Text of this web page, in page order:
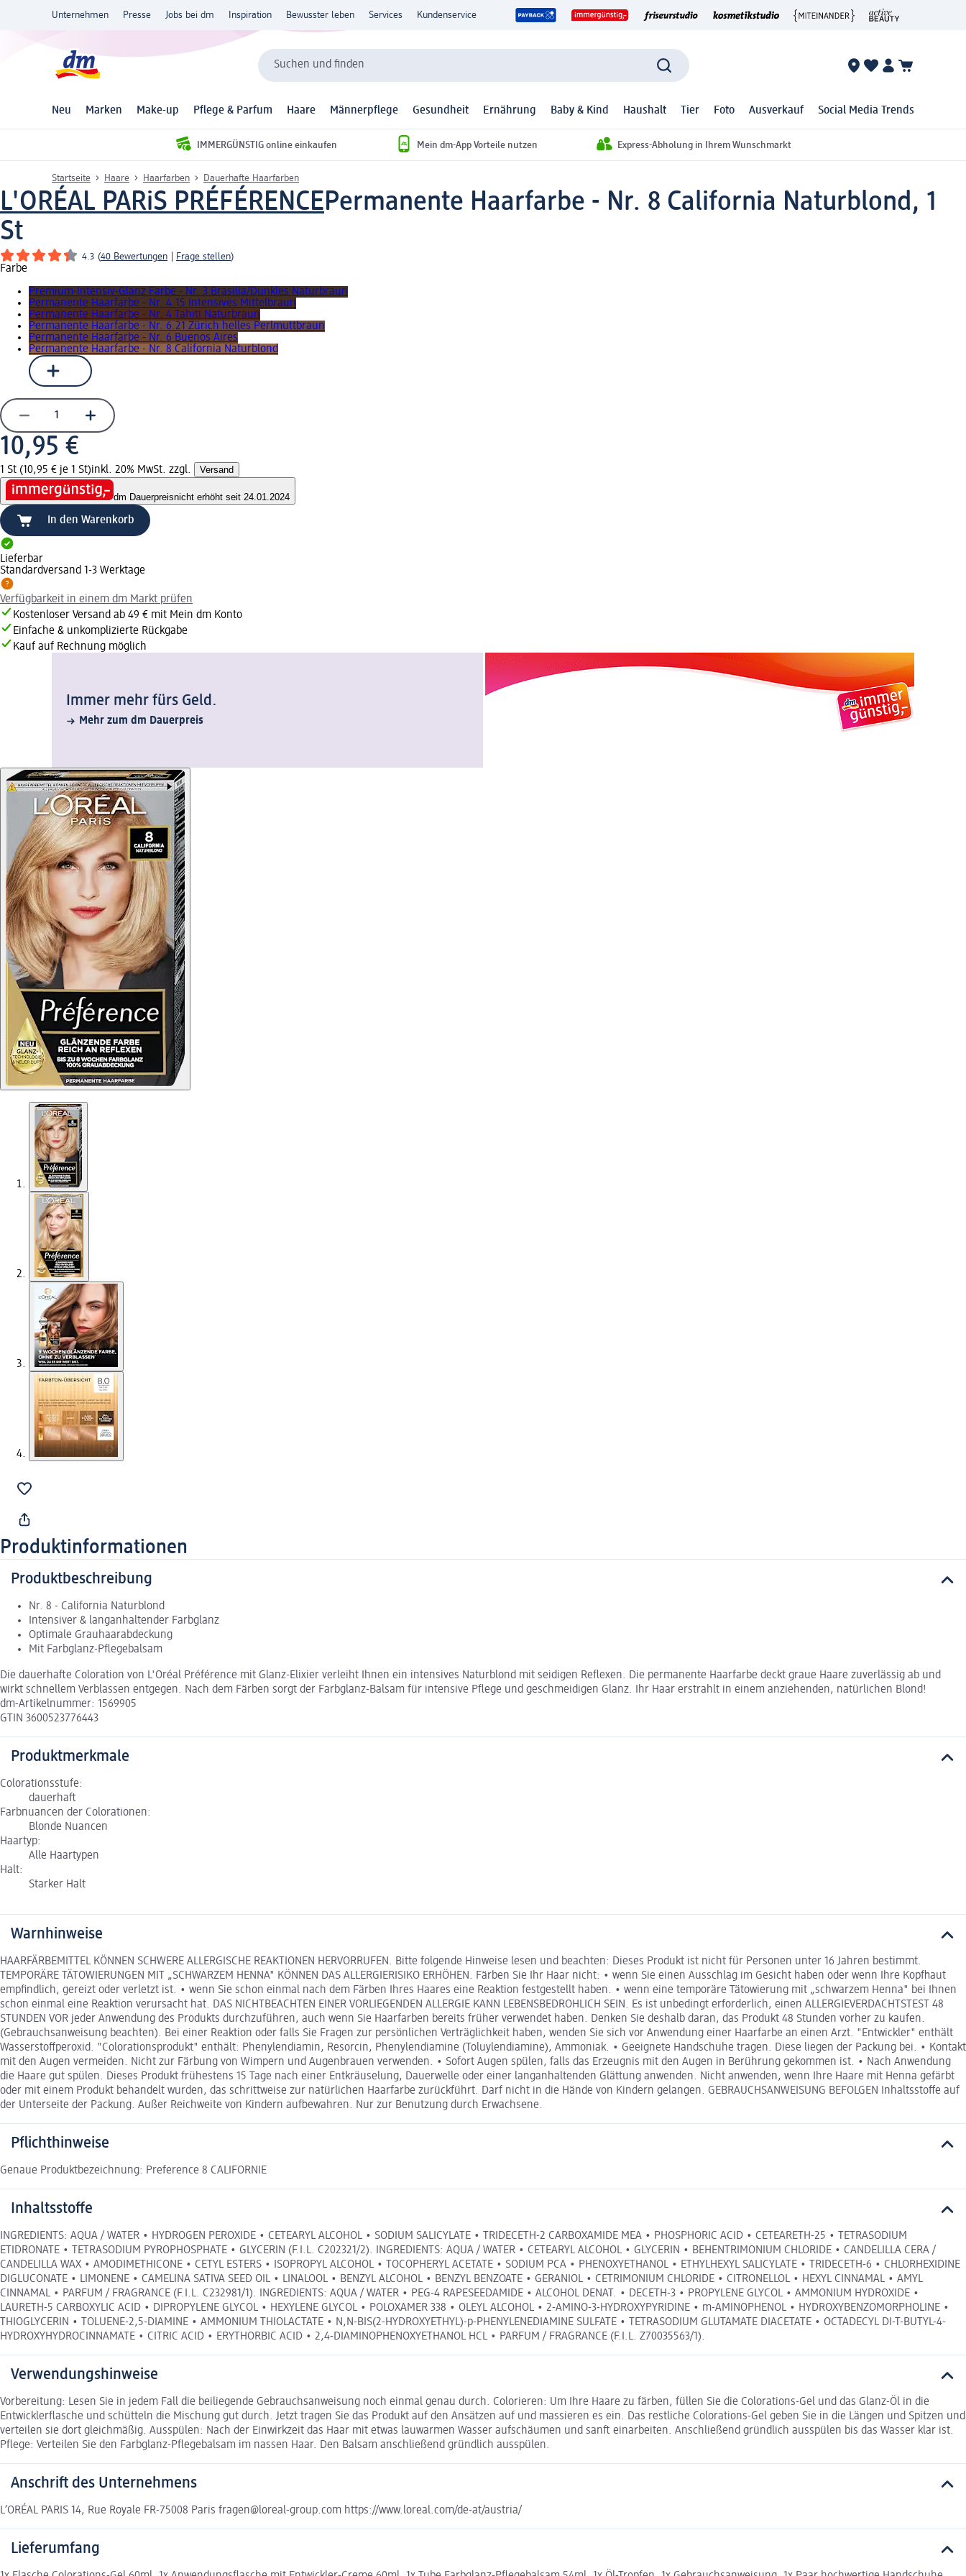
Unternehmen Presse Jobs bei dm Inspiration Bewusster leben Services Kundenservice
Suchen und finden
Neu Marken Make-up Pflege & Parfum Haare Männerpflege Gesundheit Ernährung Baby & Kind Haushalt Tier Foto Ausverkauf Social Media Trends
IMMERGÜNSTIG online einkaufen Mein dm-App Vorteile nutzen Express-Abholung in Ihrem Wunschmarkt
Startseite Haare Haarfarben Dauerhafte Haarfarben
L'ORÉAL PARiS PRÉFÉRENCEPermanente Haarfarbe - Nr. 8 California Naturblond, 1
St
4.3 (40 Bewertungen Frage stellen)
Farbe
Premium-Intensiv-Glanz Farbe - Nr. 3 Brasilia/Dunkles Naturbraun
Permanente Haarfarbe - Nr. 4.15 Intensives Mittelbraun
Permanente Haarfarbe - Nr. 4 Tahiti Naturbraun
Permanente Haarfarbe - Nr. 6.21 Zürich helles Perlmuttbraun
Permanente Haarfarbe - Nr. 6 Buenos Aires
Permanente Haarfarbe - Nr. 8 California Naturblond
10,95 €
1 St (10,95 € je 1 St)inkl. 20% MwSt. zzgl. Versand
dm Dauerpreisnicht erhöht seit 24.01.2024
In den Warenkorb
Lieferbar
Standardversand 1-3 Werktage
Verfügbarkeit in einem dm Markt prüfen
Kostenloser Versand ab 49 € mit Mein dm Konto
Einfache & unkomplizierte Rückgabe
Kauf auf Rechnung möglich
Immer mehr fürs Geld.
Mehr zum dm Dauerpreis
Produktinformationen
Produktbeschreibung
Nr. 8 - California Naturblond
Intensiver & langanhaltender Farbglanz
Optimale Grauhaarabdeckung
Mit Farbglanz-Pflegebalsam
Die dauerhafte Coloration von L'Oréal Préférence mit Glanz-Elixier verleiht Ihnen ein intensives Naturblond mit seidigen Reflexen. Die permanente Haarfarbe deckt graue Haare zuverlässig ab und
wirkt schnellem Verblassen entgegen. Nach dem Färben sorgt der Farbglanz-Balsam für intensive Pflege und geschmeidigen Glanz. Ihr Haar erstrahlt in einem anziehenden, natürlichen Blond!
dm-Artikelnummer: 1569905
GTIN 3600523776443
Produktmerkmale
Colorationsstufe:
dauerhaft
Farbnuancen der Colorationen:
Blonde Nuancen
Haartyp:
Alle Haartypen
Halt:
Starker Halt
Warnhinweise
HAARFÄRBEMITTEL KÖNNEN SCHWERE ALLERGISCHE REAKTIONEN HERVORRUFEN. Bitte folgende Hinweise lesen und beachten: Dieses Produkt ist nicht für Personen unter 16 Jahren bestimmt.
TEMPORÄRE TÄTOWIERUNGEN MIT „SCHWARZEM HENNA" KÖNNEN DAS ALLERGIERISIKO ERHÖHEN. Färben Sie Ihr Haar nicht: • wenn Sie einen Ausschlag im Gesicht haben oder wenn Ihre Kopfhaut
empfindlich, gereizt oder verletzt ist. • wenn Sie schon einmal nach dem Färben Ihres Haares eine Reaktion festgestellt haben. • wenn eine temporäre Tätowierung mit „schwarzem Henna" bei Ihnen
schon einmal eine Reaktion verursacht hat. DAS NICHTBEACHTEN EINER VORLIEGENDEN ALLERGIE KANN LEBENSBEDROHLICH SEIN. Es ist unbedingt erforderlich, einen ALLERGIEVERDACHTSTEST 48
STUNDEN VOR jeder Anwendung des Produkts durchzuführen, auch wenn Sie Haarfarben bereits früher verwendet haben. Denken Sie deshalb daran, das Produkt 48 Stunden vorher zu kaufen.
(Gebrauchsanweisung beachten). Bei einer Reaktion oder falls Sie Fragen zur persönlichen Verträglichkeit haben, wenden Sie sich vor Anwendung einer Haarfarbe an einen Arzt. "Entwickler" enthält
Wasserstoffperoxid. "Colorationsprodukt" enthält: Phenylendiamin, Resorcin, Phenylendiamine (Toluylendiamine), Ammoniak. • Geeignete Handschuhe tragen. Diese liegen der Packung bei. • Kontakt
mit den Augen vermeiden. Nicht zur Färbung von Wimpern und Augenbrauen verwenden. • Sofort Augen spülen, falls das Erzeugnis mit den Augen in Berührung gekommen ist. • Nach Anwendung
die Haare gut spülen. Dieses Produkt frühestens 15 Tage nach einer Entkräuselung, Dauerwelle oder einer langanhaltenden Glättung anwenden. Nicht anwenden, wenn Ihre Haare mit Henna gefärbt
oder mit einem Produkt behandelt wurden, das schrittweise zur natürlichen Haarfarbe zurückführt. Darf nicht in die Hände von Kindern gelangen. GEBRAUCHSANWEISUNG BEFOLGEN Inhaltsstoffe auf
der Unterseite der Packung. Außer Reichweite von Kindern aufbewahren. Nur zur Benutzung durch Erwachsene.
Pflichthinweise
Genaue Produktbezeichnung: Preference 8 CALIFORNIE
Inhaltsstoffe
INGREDIENTS: AQUA / WATER • HYDROGEN PEROXIDE • CETEARYL ALCOHOL • SODIUM SALICYLATE • TRIDECETH-2 CARBOXAMIDE MEA • PHOSPHORIC ACID • CETEARETH-25 • TETRASODIUM
ETIDRONATE • TETRASODIUM PYROPHOSPHATE • GLYCERIN (F.I.L. C202321/2). INGREDIENTS: AQUA / WATER • CETEARYL ALCOHOL • GLYCERIN • BEHENTRIMONIUM CHLORIDE • CANDELILLA CERA /
CANDELILLA WAX • AMODIMETHICONE • CETYL ESTERS • ISOPROPYL ALCOHOL • TOCOPHERYL ACETATE • SODIUM PCA • PHENOXYETHANOL • ETHYLHEXYL SALICYLATE • TRIDECETH-6 • CHLORHEXIDINE
DIGLUCONATE • LIMONENE • CAMELINA SATIVA SEED OIL • LINALOOL • BENZYL ALCOHOL • BENZYL BENZOATE • GERANIOL • CETRIMONIUM CHLORIDE • CITRONELLOL • HEXYL CINNAMAL • AMYL
CINNAMAL • PARFUM / FRAGRANCE (F.I.L. C232981/1). INGREDIENTS: AQUA / WATER • PEG-4 RAPESEEDAMIDE • ALCOHOL DENAT. • DECETH-3 • PROPYLENE GLYCOL • AMMONIUM HYDROXIDE •
LAURETH-5 CARBOXYLIC ACID • DIPROPYLENE GLYCOL • HEXYLENE GLYCOL • POLOXAMER 338 • OLEYL ALCOHOL • 2-AMINO-3-HYDROXYPYRIDINE • m-AMINOPHENOL • HYDROXYBENZOMORPHOLINE •
THIOGLYCERIN • TOLUENE-2,5-DIAMINE • AMMONIUM THIOLACTATE • N,N-BIS(2-HYDROXYETHYL)-p-PHENYLENEDIAMINE SULFATE • TETRASODIUM GLUTAMATE DIACETATE • OCTADECYL DI-T-BUTYL-4-
HYDROXYHYDROCINNAMATE • CITRIC ACID • ERYTHORBIC ACID • 2,4-DIAMINOPHENOXYETHANOL HCL • PARFUM / FRAGRANCE (F.I.L. Z70035563/1).
Verwendungshinweise
Vorbereitung: Lesen Sie in jedem Fall die beiliegende Gebrauchsanweisung noch einmal genau durch. Colorieren: Um Ihre Haare zu färben, füllen Sie die Colorations-Gel und das Glanz-Öl in die
Entwicklerflasche und schütteln die Mischung gut durch. Jetzt tragen Sie das Produkt auf den Ansätzen auf und massieren es ein. Das restliche Colorations-Gel geben Sie in die Längen und Spitzen und
verteilen sie dort gleichmäßig. Ausspülen: Nach der Einwirkzeit das Haar mit etwas lauwarmen Wasser aufschäumen und sanft einarbeiten. Anschließend gründlich ausspülen bis das Wasser klar ist.
Pflege: Verteilen Sie den Farbglanz-Pflegebalsam im nassen Haar. Den Balsam anschließend gründlich ausspülen.
Anschrift des Unternehmens
L’ORÉAL PARIS 14, Rue Royale FR-75008 Paris fragen@loreal-group.com https://www.loreal.com/de-at/austria/
Lieferumfang